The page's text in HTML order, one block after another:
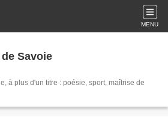
MENU
Savoie
à plus d'un titre : poésie, sport, maîtrise de